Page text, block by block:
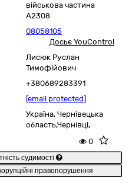
військова частина
А2308
08058105
Досьє YouControl
Лисюк Руслан
Тимофійович
+380689283391
[email protected]
Україна, Чернівецька
область,Чернівці,
0
судимості
правопорушення